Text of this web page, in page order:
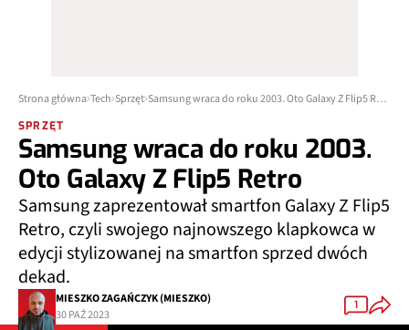
Strona główna Tech Sprzęt Samsung wraca do roku 2003. Oto Galaxy Z Flip5 Retro
SPRZĘT
Samsung wraca do roku 2003.
Oto Galaxy Z Flip5 Retro
Samsung zaprezentował smartfon Galaxy Z Flip5
Retro, czyli swojego najnowszego klapkowca w
edycji stylizowanej na smartfon sprzed dwóch
dekad.
MIESZKO ZAGAŃCZYK (MIESZKO)
30 PAŹ 2023
1